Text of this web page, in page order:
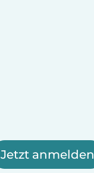
Jetzt anmelden